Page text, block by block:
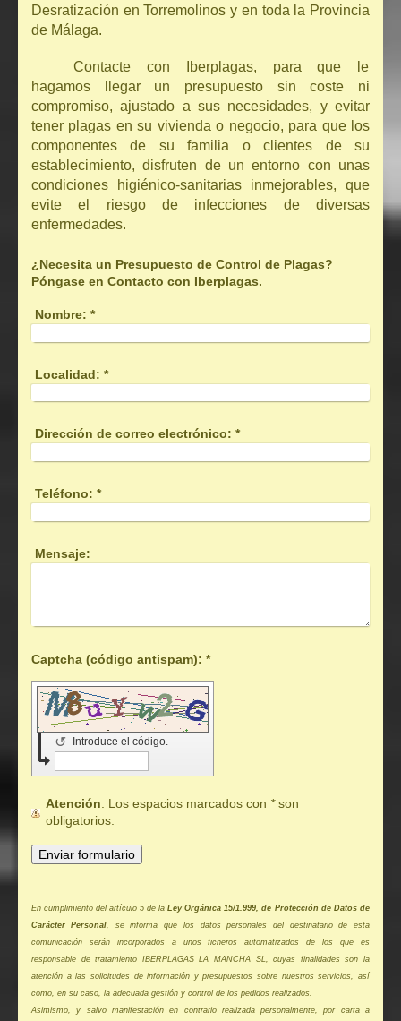
Desratización en Torremolinos y en toda la Provincia
de Málaga.
Contacte con Iberplagas, para que le
hagamos llegar un presupuesto sin coste ni
compromiso, ajustado a sus necesidades, y evitar
tener plagas en su vivienda o negocio, para que los
componentes de su familia o clientes de su
establecimiento, disfruten de un entorno con unas
condiciones higiénico-sanitarias inmejorables, que
evite el riesgo de infecciones de diversas
enfermedades.
¿Necesita un Presupuesto de Control de Plagas?
Póngase en Contacto con Iberplagas.
Nombre: *
Localidad: *
Dirección de correo electrónico: *
Teléfono: *
Mensaje:
Captcha (código antispam): *
Introduce el código.
↺
Atención : Los espacios marcados con *son
obligatorios.
En cumplimiento del artículo 5 de la Ley Orgánica 15/1.999, de Protección de Datos de
Carácter Personal , se informa que los datos personales del destinatario de esta
comunicación serán incorporados a unos ficheros automatizados de los que es
responsable de tratamiento IBERPLAGAS LA MANCHA SL, cuyas finalidades son la
atención a las solicitudes de información y presupuestos sobre nuestros servicios, así
como, en su caso, la adecuada gestión y control de los pedidos realizados.
Asimismo, y salvo manifestación en contrario realizada personalmente, por carta a